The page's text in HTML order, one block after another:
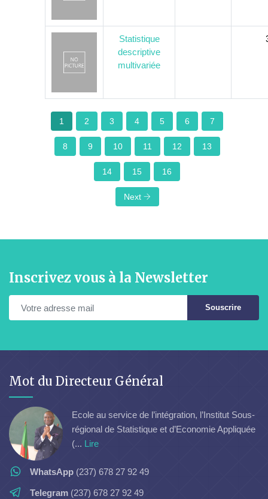
Statistique
descriptive
multivariée
1 2 3 4 5 6 7
8 9 10 11 12 13
14 15 16
Next
Inscrivez vous à la Newsletter
Souscrire
Mot du Directeur Général
Ecole au service de l’intégration, l’Institut Sous-
régional de Statistique et d’Economie Appliquée
(... Lire
WhatsApp (237) 678 27 92 49
Telegram (237) 678 27 92 49